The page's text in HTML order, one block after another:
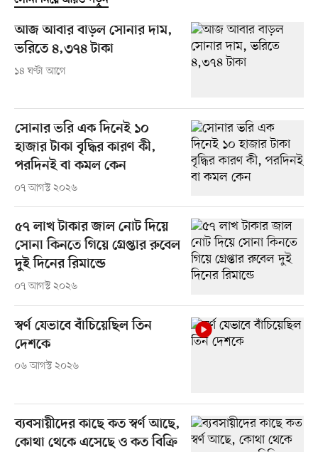
আজ আবার বাড়ল সোনার দাম,
ভরিতে ৪,৩৭৪ টাকা
১৪ ঘণ্টা আগে
সোনার ভরি এক দিনেই ১০
হাজার টাকা বৃদ্ধির কারণ কী,
পরদিনই বা কমল কেন
০৭ আগস্ট ২০২৬
৫৭ লাখ টাকার জাল নোট দিয়ে
সোনা কিনতে গিয়ে গ্রেপ্তার রুবেল
দুই দিনের রিমান্ডে
০৭ আগস্ট ২০২৬
স্বর্ণ যেভাবে বাঁচিয়েছিল তিন
দেশকে
০৬ আগস্ট ২০২৬
ব্যবসায়ীদের কাছে কত স্বর্ণ আছে,
কোথা থেকে এসেছে ও কত বিক্রি